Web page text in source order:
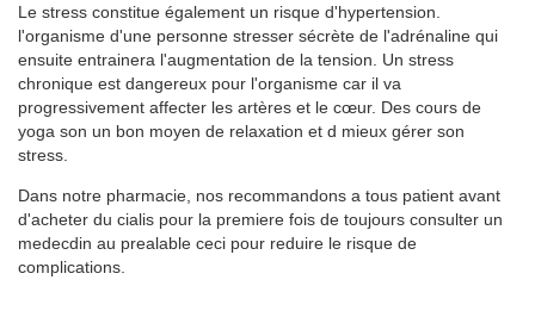
Le stress constitue également un risque d'hypertension.
l'organisme d'une personne stresser sécrète de l'adrénaline qui
ensuite entrainera l'augmentation de la tension. Un stress
chronique est dangereux pour l'organisme car il va
progressivement affecter les artères et le cœur. Des cours de
yoga son un bon moyen de relaxation et d mieux gérer son
stress.
Dans notre pharmacie, nos recommandons a tous patient avant
d'acheter du cialis pour la premiere fois de toujours consulter un
medecdin au prealable ceci pour reduire le risque de
complications.